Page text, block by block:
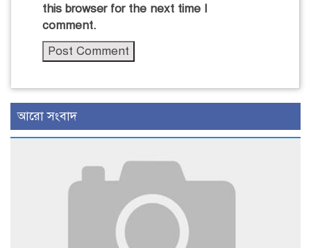
this browser for the next time I
comment.
আরো সংবাদ